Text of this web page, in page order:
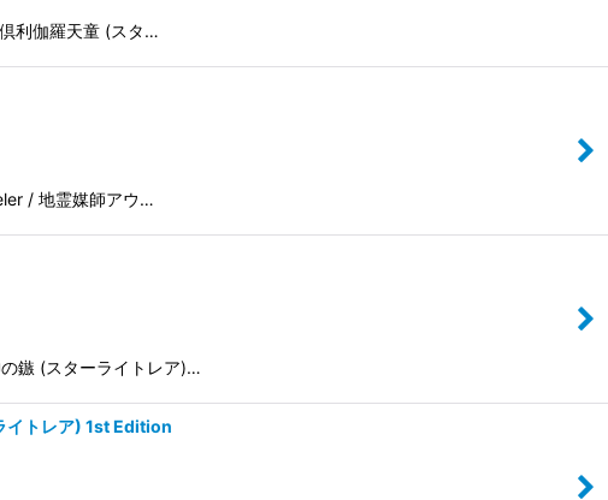
利伽羅天童 (スタ…
/ 地霊媒師アウ…
鏃 (スターライトレア)…
イトレア) 1st Edition